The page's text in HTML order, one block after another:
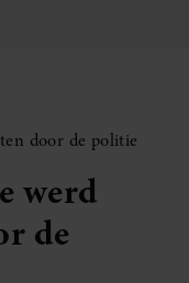
door de politie
werd
de